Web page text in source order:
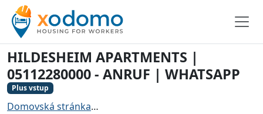
HILDESHEIM APARTMENTS |
05112280000 - ANRUF | WHATSAPP
Plus vstup
Domovská stránka